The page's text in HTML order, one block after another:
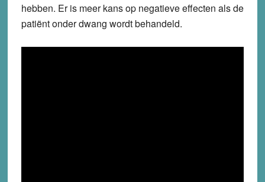
hebben. Er is meer kans op negatieve effecten als de
patiënt onder dwang wordt behandeld.